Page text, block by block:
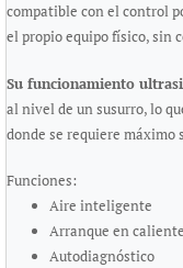
compatible con el control
el propio equipo físico, sin
Su funcionamiento
al nivel de un susurro, lo
donde se requiere máximo
Funciones:
Aire inteligente
Arranque en caliente
Autodiagnóstico